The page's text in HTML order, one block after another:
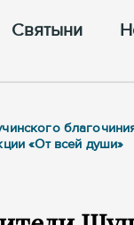
Cвятыни
«От всей души»